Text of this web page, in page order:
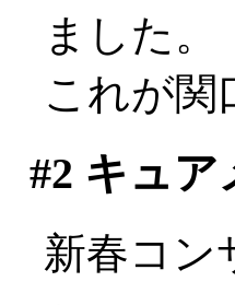
ました。
これが関
#2 キュア
新春コン